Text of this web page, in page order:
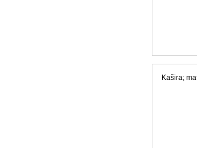
Kašira;